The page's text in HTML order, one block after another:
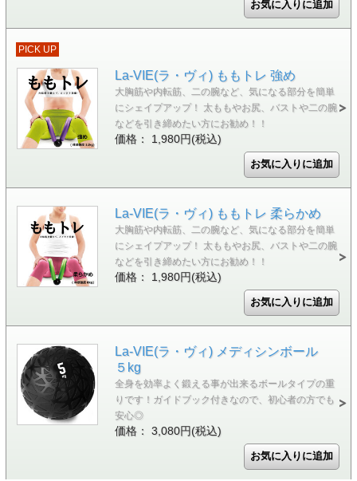
PICK UP
La-VIE(ラ・ヴィ) ももトレ 強め
大胸筋や内転筋、二の腕など、気になる部分を簡単
にシェイプアップ！ 太ももやお尻、バストや二の腕
などを引き締めたい方にお勧め！！
価格： 1,980円(税込)
La-VIE(ラ・ヴィ) ももトレ 柔らかめ
大胸筋や内転筋、二の腕など、気になる部分を簡単
にシェイプアップ！ 太ももやお尻、バストや二の腕
などを引き締めたい方にお勧め！！
価格： 1,980円(税込)
La-VIE(ラ・ヴィ) メディシンボール
５kg
全身を効率よく鍛える事が出来るボールタイプの重
りです！ガイドブック付きなので、初心者の方でも
安心◎
価格： 3,080円(税込)